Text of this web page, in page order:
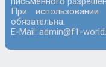
При
обязательна.
E-Mail: admin@f1-